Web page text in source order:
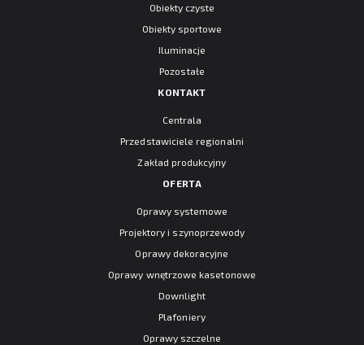
Obiekty czyste
Obiekty sportowe
Iluminacje
Pozostałe
KONTAKT
Centrala
Przedstawiciele regionalni
Zakład produkcyjny
OFERTA
Oprawy systemowe
Projektory i szynoprzewody
Oprawy dekoracyjne
Oprawy wnętrzowe kasetonowe
Downlight
Plafoniery
Oprawy szczelne